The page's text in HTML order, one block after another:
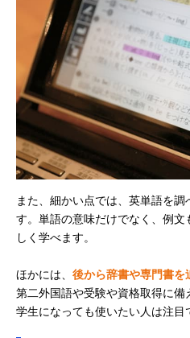
また、細かい点では、英単語を
す。単語の意味だけでなく、例
しく学べます。
ほかには、 後から辞書や専門書を
第二外国語や受験や資格取得に
学生になっても使いたい人は注目